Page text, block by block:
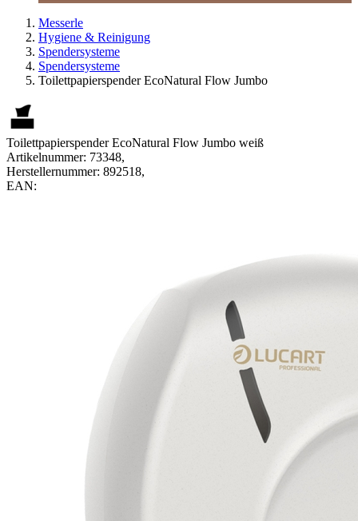
Messerle
Hygiene & Reinigung
Spendersysteme
Spendersysteme
Toilettpapierspender EcoNatural Flow Jumbo
Toilettpapierspender EcoNatural Flow Jumbo weiß
Artikelnummer: 73348,
Herstellernummer: 892518,
EAN: